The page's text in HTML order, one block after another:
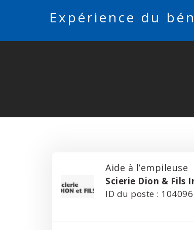
Expérience du
Aide à l’empileuse
Scierie Dion & Fils
ID du poste : 104096